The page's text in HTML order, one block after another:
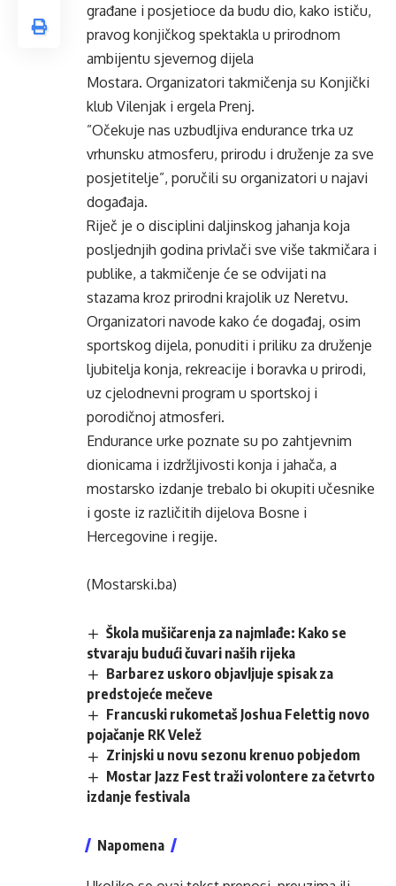
građane i posjetioce da budu dio, kako ističu,
pravog konjičkog spektakla u prirodnom
ambijentu sjevernog dijela
Mostara. Organizatori takmičenja su Konjički
klub Vilenjak i ergela Prenj.
”Očekuje nas uzbudljiva endurance trka uz
vrhunsku atmosferu, prirodu i druženje za sve
posjetitelje”, poručili su organizatori u najavi
događaja.
Riječ je o disciplini daljinskog jahanja koja
posljednjih godina privlači sve više takmičara i
publike, a takmičenje će se odvijati na
stazama kroz prirodni krajolik uz Neretvu.
Organizatori navode kako će događaj, osim
sportskog dijela, ponuditi i priliku za druženje
ljubitelja konja, rekreacije i boravka u prirodi,
uz cjelodnevni program u sportskoj i
porodičnoj atmosferi.
Endurance urke poznate su po zahtjevnim
dionicama i izdržljivosti konja i jahača, a
mostarsko izdanje trebalo bi okupiti učesnike
i goste iz različitih dijelova Bosne i
Hercegovine i regije.
(Mostarski.ba)
Škola mušičarenja za najmlađe: Kako se
stvaraju budući čuvari naših rijeka
Barbarez uskoro objavljuje spisak za
predstojeće mečeve
Francuski rukometaš Joshua Felettig novo
pojačanje RK Velež
Zrinjski u novu sezonu krenuo pobjedom
Mostar Jazz Fest traži volontere za četvrto
izdanje festivala
Napomena